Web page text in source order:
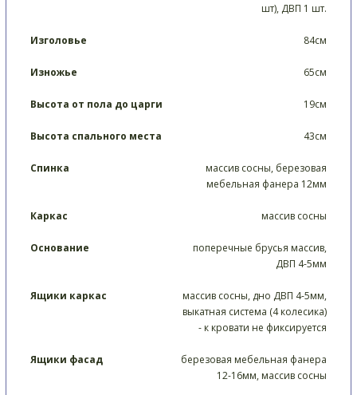
шт), ДВП 1 шт.
Изголовье 84см
Изножье 65см
Высота от пола до царги 19см
Высота спального места 43см
Спинка
массив сосны, березовая
мебельная фанера 12мм
Каркас массив сосны
Основание
поперечные брусья массив,
ДВП 4-5мм
Ящики каркас
массив сосны, дно ДВП 4-5мм,
выкатная система (4 колесика)
- к кровати не фиксируется
Ящики фасад
березовая мебельная фанера
12-16мм, массив сосны